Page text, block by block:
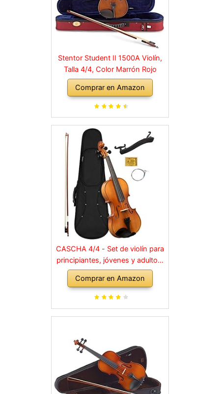
Stentor Student II 1500A Violín,
Talla 4/4, Color Marrón Rojo
Comprar en Amazon
CASCHA 4/4 - Set de violín para
principiantes, jóvenes y adultos,
violín macizo con arco, colofonia,
cuerdas de repuesto, soporte
para hombro, maletín, abeto
Comprar en Amazon